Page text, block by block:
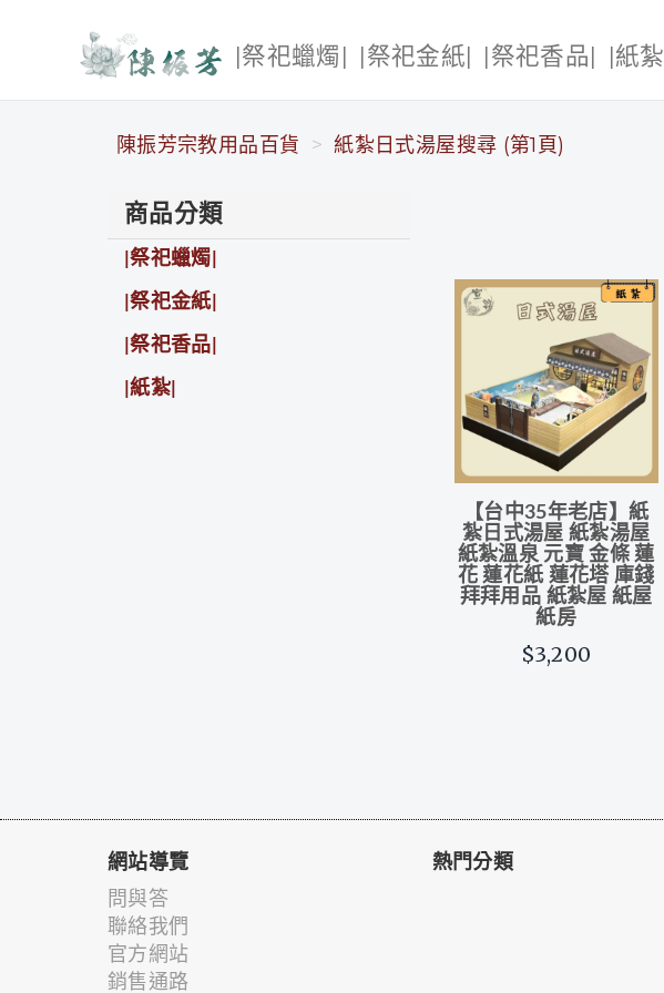
陳振芳宗教用品百貨
|祭祀蠟燭| |祭祀金紙| |祭祀香品| |紙紮|
陳振芳宗教用品百貨 紙紮日式湯屋搜尋 (第1頁)
商品分類
|祭祀蠟燭|
|祭祀金紙|
|祭祀香品|
|紙紮|
【台中35年老店】紙
紮日式湯屋 紙紮湯屋
紙紮溫泉 元寶 金條 蓮
花 蓮花紙 蓮花塔 庫錢
拜拜用品 紙紮屋 紙屋
紙房
$3,200
網站導覽
問與答
聯絡我們
官方網站
銷售通路
熱門分類